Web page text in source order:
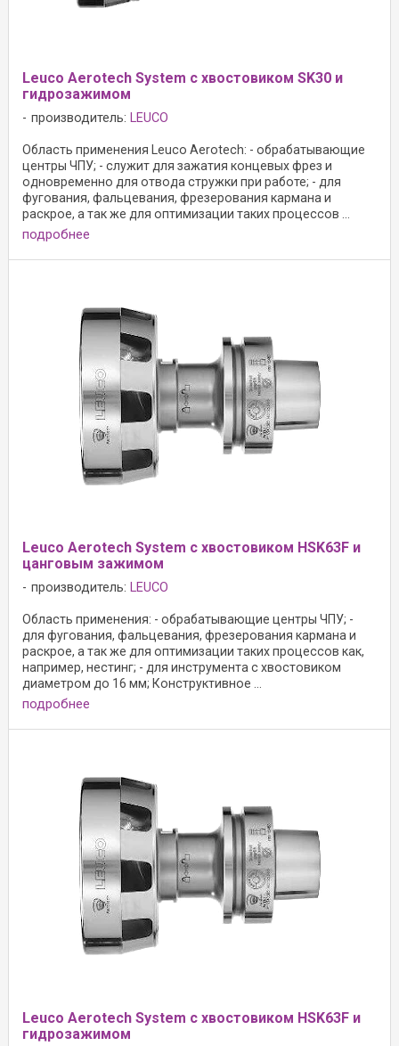
Leuco Aerotech System с хвостовиком SK30 и
гидрозажимом
производитель: LEUCO
Область применения Leuco Aerotech: - обрабатывающие
центры ЧПУ; - служит для зажатия концевых фрез и
одновременно для отвода стружки при работе; - для
фугования, фальцевания, фрезерования кармана и
раскрое, а так же для оптимизации таких процессов ...
подробнее
Leuco Aerotech System с хвостовиком HSK63F и
цанговым зажимом
производитель: LEUCO
Область применения: - обрабатывающие центры ЧПУ; -
для фугования, фальцевания, фрезерования кармана и
раскрое, а так же для оптимизации таких процессов как,
например, нестинг; - для инструмента с хвостовиком
диаметром до 16 мм; Конструктивное ...
подробнее
Leuco Aerotech System с хвостовиком HSK63F и
гидрозажимом